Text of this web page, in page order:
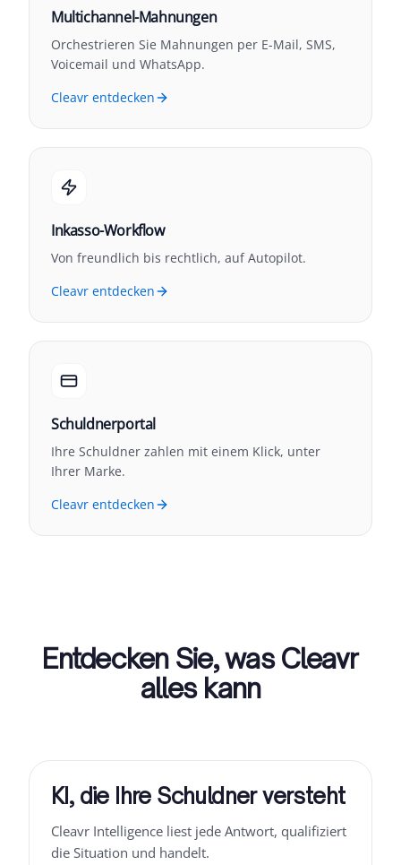
Multichannel-Mahnungen
Orchestrieren Sie Mahnungen per E-Mail, SMS,
Voicemail und WhatsApp.
Cleavr entdecken
Inkasso-Workflow
Von freundlich bis rechtlich, auf Autopilot.
Cleavr entdecken
Schuldnerportal
Ihre Schuldner zahlen mit einem Klick, unter
Ihrer Marke.
Cleavr entdecken
Entdecken Sie, was Cleavr
alles kann
KI, die Ihre Schuldner versteht
Cleavr Intelligence liest jede Antwort, qualifiziert
die Situation und handelt.